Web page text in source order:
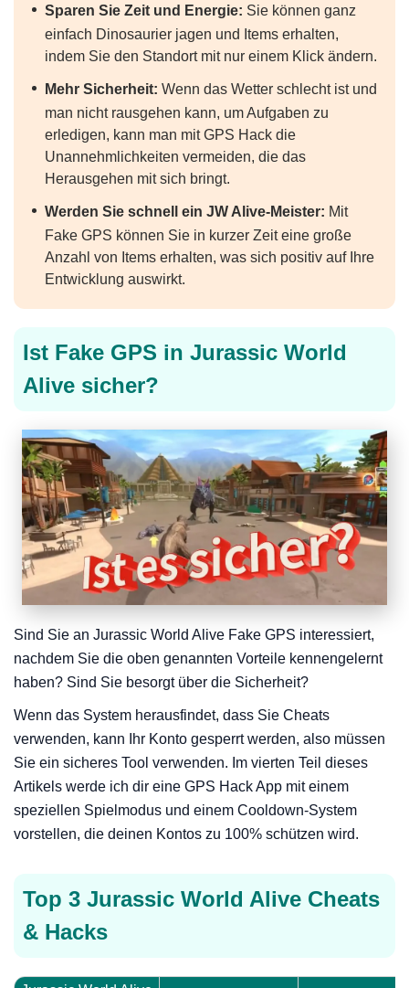
Sparen Sie Zeit und Energie: Sie können ganz
einfach Dinosaurier jagen und Items erhalten,
indem Sie den Standort mit nur einem Klick ändern.
Mehr Sicherheit: Wenn das Wetter schlecht ist und
man nicht rausgehen kann, um Aufgaben zu
erledigen, kann man mit GPS Hack die
Unannehmlichkeiten vermeiden, die das
Herausgehen mit sich bringt.
Werden Sie schnell ein JW Alive-Meister: Mit
Fake GPS können Sie in kurzer Zeit eine große
Anzahl von Items erhalten, was sich positiv auf Ihre
Entwicklung auswirkt.
Ist Fake GPS in Jurassic World
Alive sicher?
Sind Sie an Jurassic World Alive Fake GPS interessiert,
nachdem Sie die oben genannten Vorteile kennengelernt
haben? Sind Sie besorgt über die Sicherheit?
Wenn das System herausfindet, dass Sie Cheats
verwenden, kann Ihr Konto gesperrt werden, also müssen
Sie ein sicheres Tool verwenden. Im vierten Teil dieses
Artikels werde ich dir eine GPS Hack App mit einem
speziellen Spielmodus und einem Cooldown-System
vorstellen, die deinen Kontos zu 100% schützen wird.
Top 3 Jurassic World Alive Cheats
& Hacks